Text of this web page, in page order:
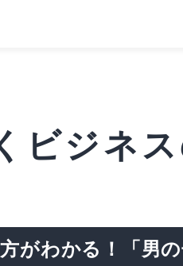
ビジネ
がわかる！「男